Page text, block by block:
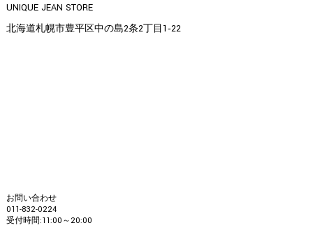
UNIQUE JEAN STORE
北海道札幌市豊平区中の島2条2丁目1‐22
お問い合わせ
011-832-0224
受付時間:11:00～20:00